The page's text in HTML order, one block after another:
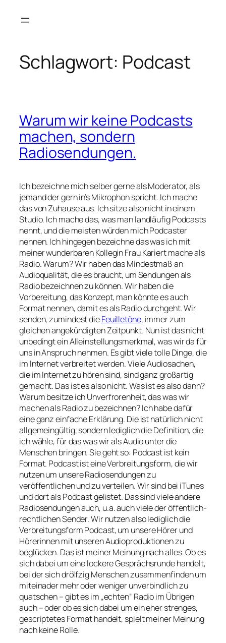
Inhalt
Schlagwort: Podcast
Warum wir keine Podcasts
machen, sondern
Radiosendungen.
Ich bezeichne mich selber gerne als Moderator, als
jemand der gern in’s Mikrophon spricht. Ich mache
das von Zuhause aus. Ich sitze also nicht in einem
Studio. Ich mache das, was man landläufig Podcasts
nennt, und die meisten würden mich Podcaster
nennen. Ich hingegen bezeichne das was ich mit
meiner wunderbaren Kollegin Frau Kariert mache als
Radio. Warum? Wir haben das Mindestmaß an
Audioqualität, die es braucht, um Sendungen als
Radio bezeichnen zu können. Wir haben die
Vorbereitung, das Konzept, man könnte es auch
Format nennen, damit es als Radio durchgeht. Wir
senden, zumindest dieFeuilletöne, immer zum
gleichen angekündigten Zeitpunkt. Nun ist das nicht
unbedingt ein Alleinstellungsmerkmal, was wir da für
uns in Anspruch nehmen. Es gibt viele tolle Dinge, die
im Internet verbreitet werden. Viele Audiosachen,
die im Internet zu hören sind, sind ganz großartig
gemacht. Das ist es also nicht. Was ist es also dann?
Warum besitze ich Unverfrorenheit, das was wir
machen als Radio zu bezeichnen? Ich habe dafür
eine ganz einfache Erklärung. Die ist natürlich nicht
allgemeingültig, sondern lediglich die Definition, die
ich wähle, für das was wir als Audio unter die
Menschen bringen. Sie geht so: Podcast ist kein
Format. Podcast ist eine Verbreitungsform, die wir
nutzen um unsere Radiosendungen zu
veröffentlichen und zu verteilen. Wir sind bei iTunes
und dort als Podcast gelistet. Das sind viele andere
Radiosendungen auch, u.a. auch viele der öffentlich-
rechtlichen Sender. Wir nutzen also lediglich die
Verbreitungsform Podcast, um unsere Hörer und
Hörerinnen mit unseren Audioproduktionen zu
beglücken. Das ist meiner Meinung nach alles. Ob es
sich dabei um eine lockere Gesprächsrunde handelt,
bei der sich drölfzig Menschen zusammenfinden um
miteinader mehr oder weniger unverbindlich zu
quatschen – gibt es im „echten“ Radio im Übrigen
auch – oder ob es sich dabei um ein eher strenges,
gescriptetes Format handelt, spielt meiner Meinung
nach keine Rolle.